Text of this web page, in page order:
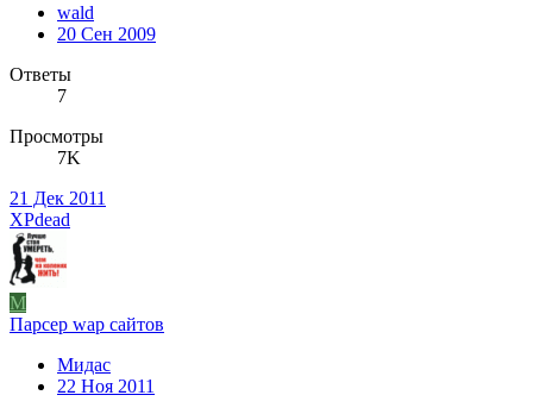
wald
20 Сен 2009
Ответы
7
Просмотры
7K
21 Дек 2011
XPdead
М
Парсер wap сайтов
Мидас
22 Ноя 2011